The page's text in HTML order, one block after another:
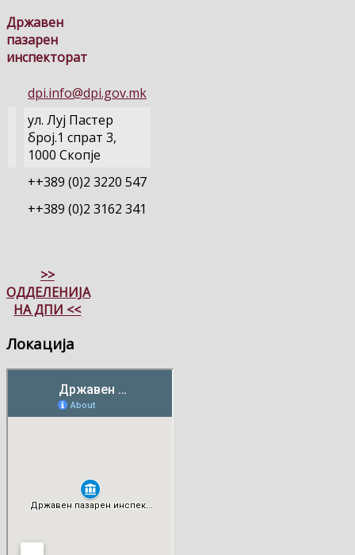
Државен
пазарен
инспекторат
dpi.info@dpi.gov.mk
ул. Луј Пастер
број.1 спрат 3,
1000 Скопје
++389 (0)2 3220 547
++389 (0)2 3162 341
>>
ОДДЕЛЕНИЈА
НА ДПИ <<
Локација